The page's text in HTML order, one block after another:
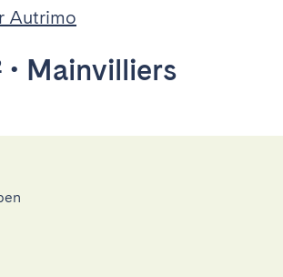
Autrimo
• Mainvilliers